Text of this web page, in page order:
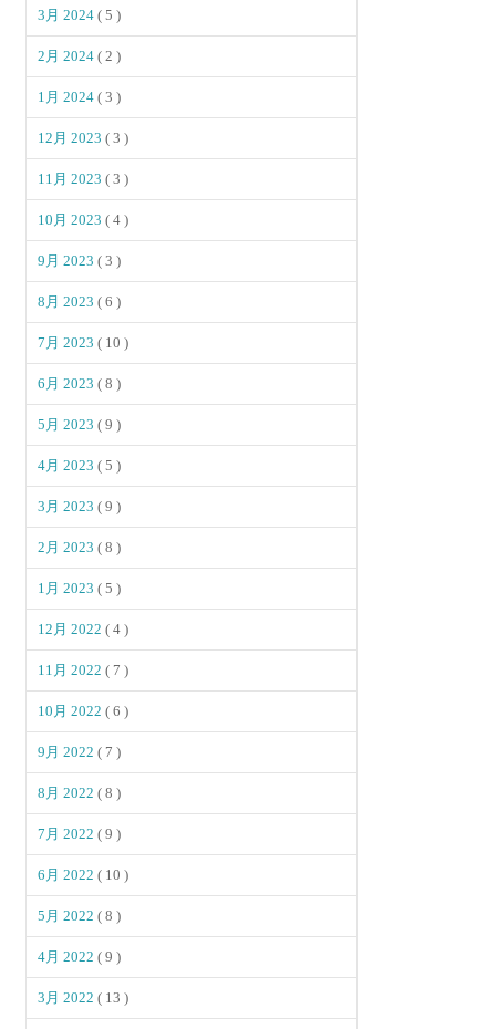
3月 2024( 5 )
2月 2024( 2 )
1月 2024( 3 )
12月 2023( 3 )
11月 2023( 3 )
10月 2023( 4 )
9月 2023( 3 )
8月 2023( 6 )
7月 2023( 10 )
6月 2023( 8 )
5月 2023( 9 )
4月 2023( 5 )
3月 2023( 9 )
2月 2023( 8 )
1月 2023( 5 )
12月 2022( 4 )
11月 2022( 7 )
10月 2022( 6 )
9月 2022( 7 )
8月 2022( 8 )
7月 2022( 9 )
6月 2022( 10 )
5月 2022( 8 )
4月 2022( 9 )
3月 2022( 13 )